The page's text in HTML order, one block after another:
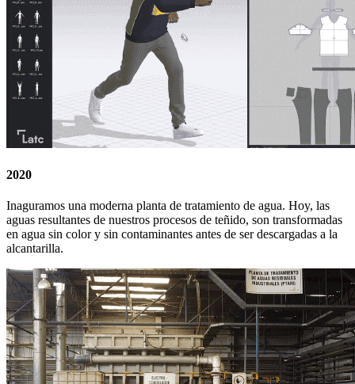
2020
Inaguramos una moderna planta de tratamiento de agua. Hoy, las
aguas resultantes de nuestros procesos de teñido, son transformadas
en agua sin color y sin contaminantes antes de ser descargadas a la
alcantarilla.